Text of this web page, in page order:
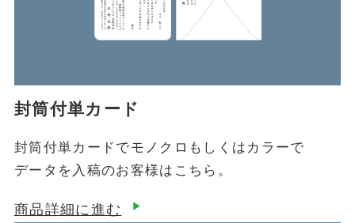
封筒付単カード
封筒付単カードでモノクロもしくはカラーで
データを入稿のお客様はこちら。
商品詳細に進む